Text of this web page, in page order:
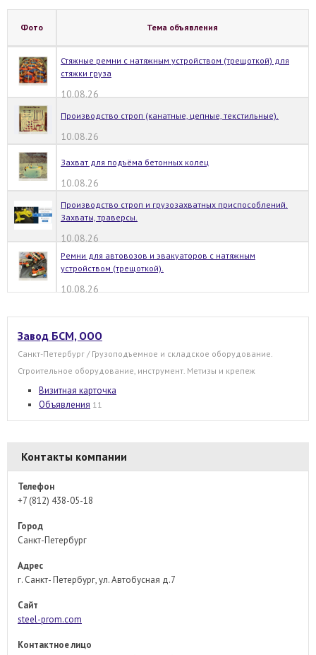
Фото Тема объявления
Стяжные ремни с натяжным устройством (трещоткой) для
стяжки груза
10.08.26
Производство строп (канатные, цепные, текстильные).
10.08.26
Захват для подъёма бетонных колец
10.08.26
Производство строп и грузозахватных приспособлений.
Захваты, траверсы.
10.08.26
Ремни для автовозов и эвакуаторов с натяжным
устройством (трещоткой).
10.08.26
Завод БСМ, ООО
Санкт-Петербург / Грузоподъемное и складское оборудование.
Строительное оборудование, инструмент. Метизы и крепеж
Визитная карточка
Объявления 11
Контакты компании
Телефон
+7 (812) 438-05-18
Город
Санкт-Петербург
Адрес
г. Санкт- Петербург, ул. Автобусная д.7
Сайт
steel-prom.com
Контактное лицо